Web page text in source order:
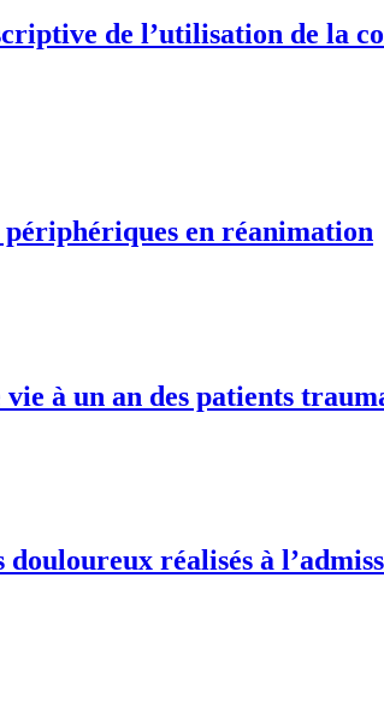
de l’utilisation de la
périphériques en réanimation
à un an des patients
réalisés à